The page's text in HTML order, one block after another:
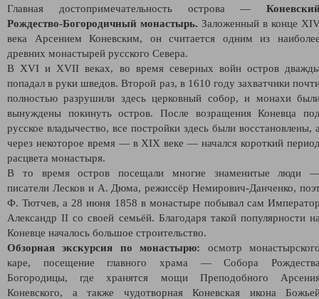
Главная достопримечательность острова —
Рождество-Богородичный монастырь. Заложенный в конце
века Арсением Коневским, он считается одним из
древних монастырей русского Севера.
В XVI и XVII веках, во время северных войн остров
попадал в руки шведов. Второй раз, в 1610 году захватчики
полностью разрушили здесь церковный собор, и монахи
вынуждены покинуть остров. После возращения Коневца
русское владычество, все постройки здесь были восстановлены,
через некоторое время — в XIX веке — начался короткий
расцвета монастыря.
В то время остров посещали многие знаменитые люди
писатели Лесков и А. Дюма, режиссёр Немирович-Данченко,
Ф. Тютчев, а 28 июня 1858 в монастыре побывал сам
Александр II со своей семьёй. Благодаря такой популярности
Коневце началось большое строительство.
Обзорная экскурсия по монастырю: осмотр
каре, посещение главного храма —Собора
Богородицы, где хранятся мощи Преподобного
Коневского, а также чудотворная Коневская икона